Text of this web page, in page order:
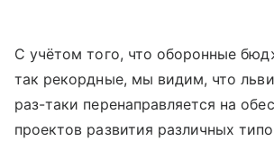
С учётом того, что оборонные
так рекордные, мы видим, что
раз-таки перенаправляется на
проектов развития различных